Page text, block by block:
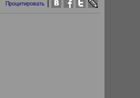
Процитировать